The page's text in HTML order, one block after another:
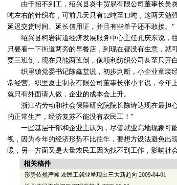
由于招不到工，绍兴县炎中贸易有限公司董事长吴
吨左右的针织布，可前几天只有12吨至13吨，这两天勉
延迟交货时间、延长信用证，并且有些单子还不敢接。”
绍兴县柯岩街道经济发展服务中心主任孔庆东说，往
只要看一下街道两旁的早餐店，到现在都没有生意，就
要三班倒，现在只能两班倒，像顺利纺织公司甚至只开
织里镇党委书记陈鑫堂说，初步判断，小企业童装
常经营。织里夏士制衣有限公司董事长张小平说，今年
就只有外面请人做，企业的成本会上升。
浙江省劳动和社会保障研究院院长陈诗达现在最担
的正常生产，经济复苏不能没有农民工！”
一些基层干部和企业主认为，尽管就业高地现象可
视，因为今年的经济形势不比往年，要想方设法避免出
暖，另一方面又是大量农民工因为找不到工作，影响社会
相关稿件
· 形势依然严峻 农民工就业呈现出三大新趋向 2009-04-01